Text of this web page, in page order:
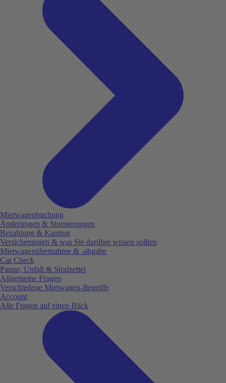
Mietwagenbuchung
Änderungen & Stornierungen
Bezahlung & Kaution
Versicherungen & was Sie darüber wissen sollten
Mietwagenübernahme & -abgabe
Car Check
Panne, Unfall & Strafzettel
Allgemeine Fragen
Verschiedene Mietwagen-Begriffe
Account
Alle Fragen auf einen Blick